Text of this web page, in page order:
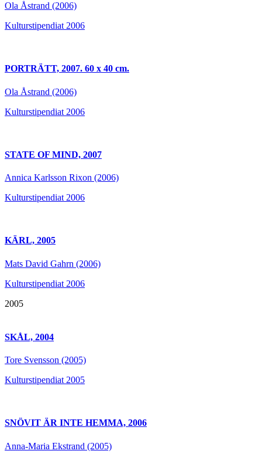
Ola Åstrand (2006)
Kulturstipendiat 2006
PORTRÄTT, 2007. 60 x 40 cm.
Ola Åstrand (2006)
Kulturstipendiat 2006
STATE OF MIND, 2007
Annica Karlsson Rixon (2006)
Kulturstipendiat 2006
KÄRL, 2005
Mats David Gahrn (2006)
Kulturstipendiat 2006
2005
SKÅL, 2004
Tore Svensson (2005)
Kulturstipendiat 2005
SNÖVIT ÄR INTE HEMMA, 2006
Anna-Maria Ekstrand (2005)